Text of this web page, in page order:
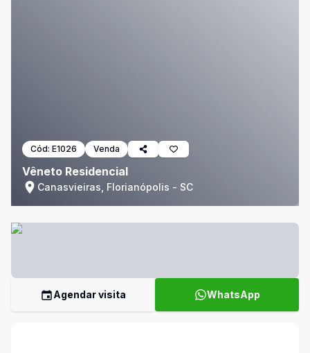
Cód: E1026 Venda
Vêneto Residencial
Canasvieiras, Florianópolis - SC
Agendar visita WhatsApp